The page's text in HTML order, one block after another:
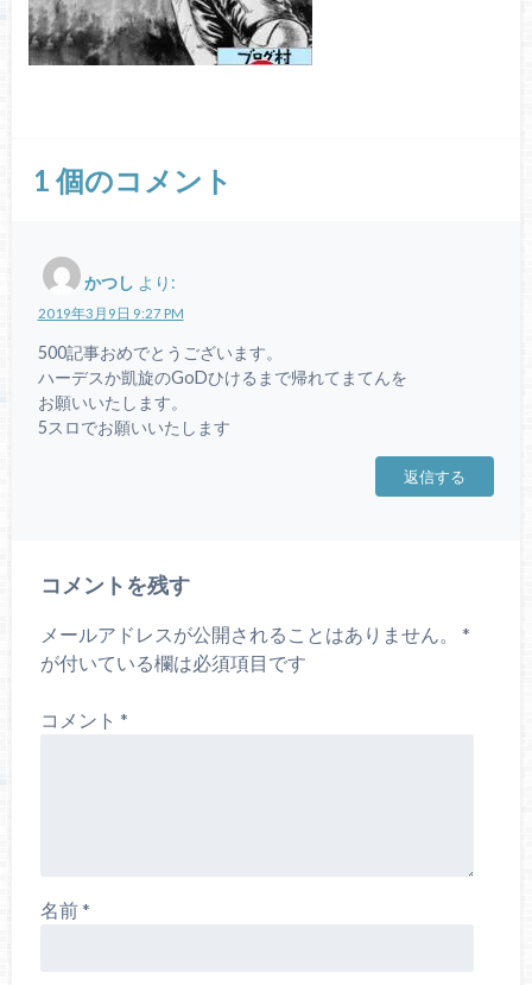
1 個のコメント
かつし より:
2019年3月9日 9:27 PM
500記事おめでとうございます。
ハーデスか凱旋のGoDひけるまで帰れてまてんを
お願いいたします。
5スロでお願いいたします
返信する
コメントを残す
メールアドレスが公開されることはありません。
*
が付いている欄は必須項目です
コメント *
名前*